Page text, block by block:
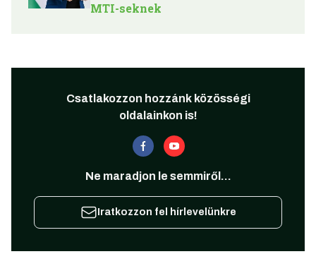
MTI-seknek
Csatlakozzon hozzánk közösségi
oldalainkon is!
Ne maradjon le semmiről...
Iratkozzon fel hírlevelünkre